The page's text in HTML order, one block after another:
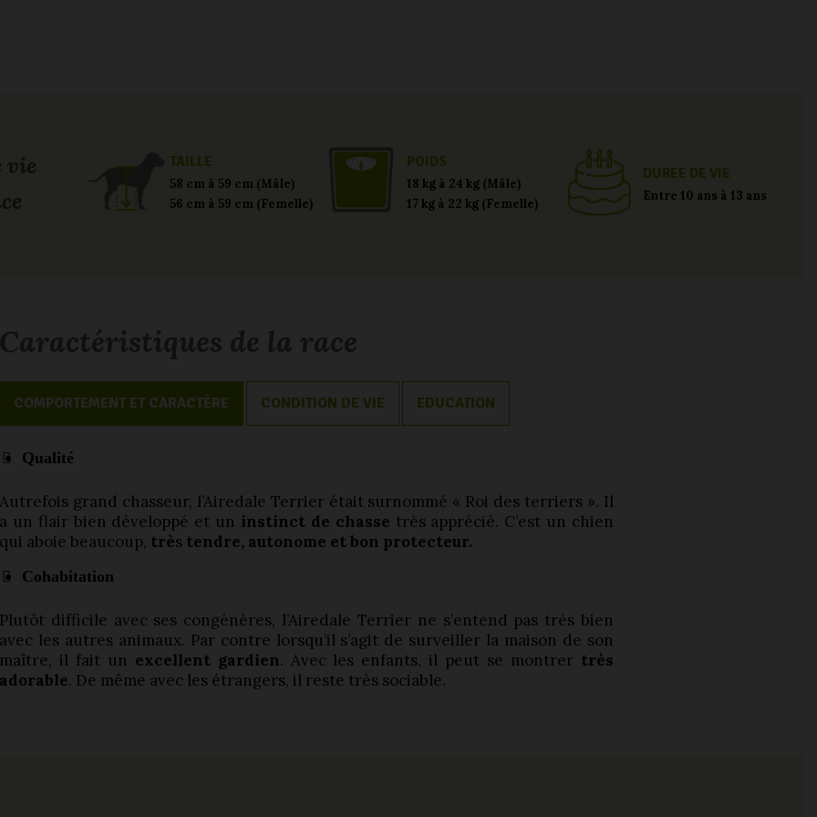
TAILLE
58 cm à 59 cm (Mâle)
56 cm à 59 cm (Femelle)
POIDS
18 kg à 24 kg (Mâle)
17 kg à 22 kg (Femelle)
DUREE DE VIE
Entre 10 ans à 13 ans
COMPORTEMENT ET CARACTÈRE CONDITION DE VIE EDUCATION
Qualité
Autrefois grand chasseur, l’Airedale Terrier était surnommé « Roi des terriers ». Il
a un flair bien développé et un instinct de chasse très apprécié. C’est un chien
qui aboie beaucoup, très tendre, autonome et bon protecteur.
Cohabitation
Plutôt difficile avec ses congénères, l’Airedale Terrier ne s’entend pas très bien
avec les autres animaux. Par contre lorsqu’il s’agit de surveiller la maison de son
maître, il fait un excellent gardien. Avec les enfants, il peut se montrer très
adorable. De même avec les étrangers, il reste très sociable.